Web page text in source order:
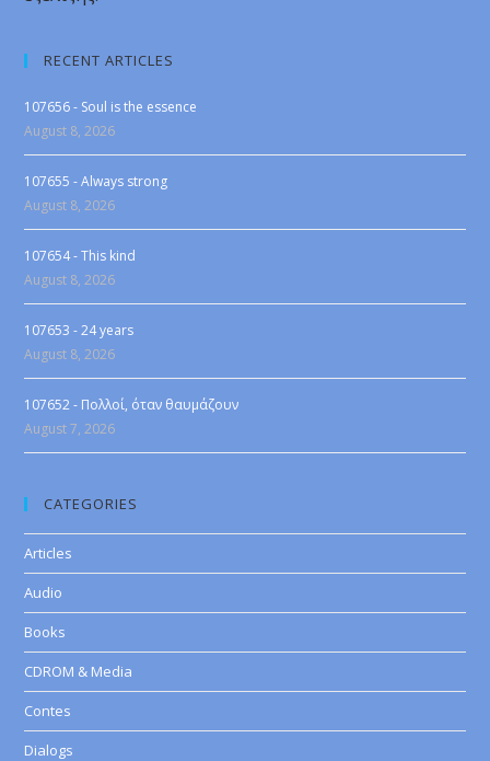
RECENT ARTICLES
107656 - Soul is the essence
August 8, 2026
107655 - Always strong
August 8, 2026
107654 - This kind
August 8, 2026
107653 - 24 years
August 8, 2026
107652 - Πολλοί, όταν θαυμάζουν
August 7, 2026
CATEGORIES
Articles
Audio
Books
CDROM & Media
Contes
Dialogs